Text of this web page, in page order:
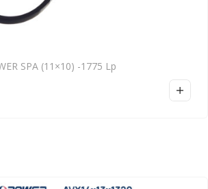
SPA (11×10) -1775 Lp